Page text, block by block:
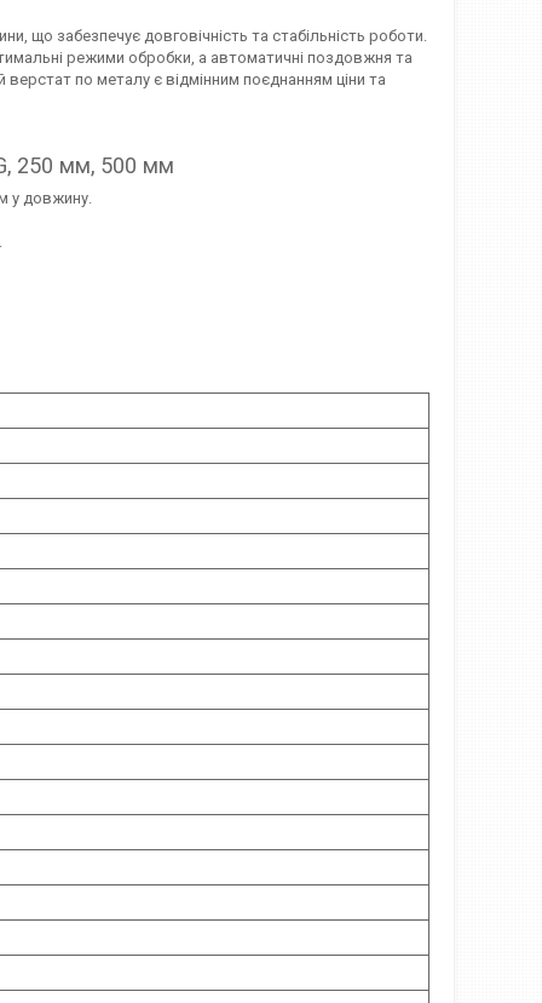
що забезпечує довговічність та стабільність роботи.
режими обробки, а автоматичні поздовжня та
по металу є відмінним поєднанням ціни та
250 мм, 500 мм
у довжину.